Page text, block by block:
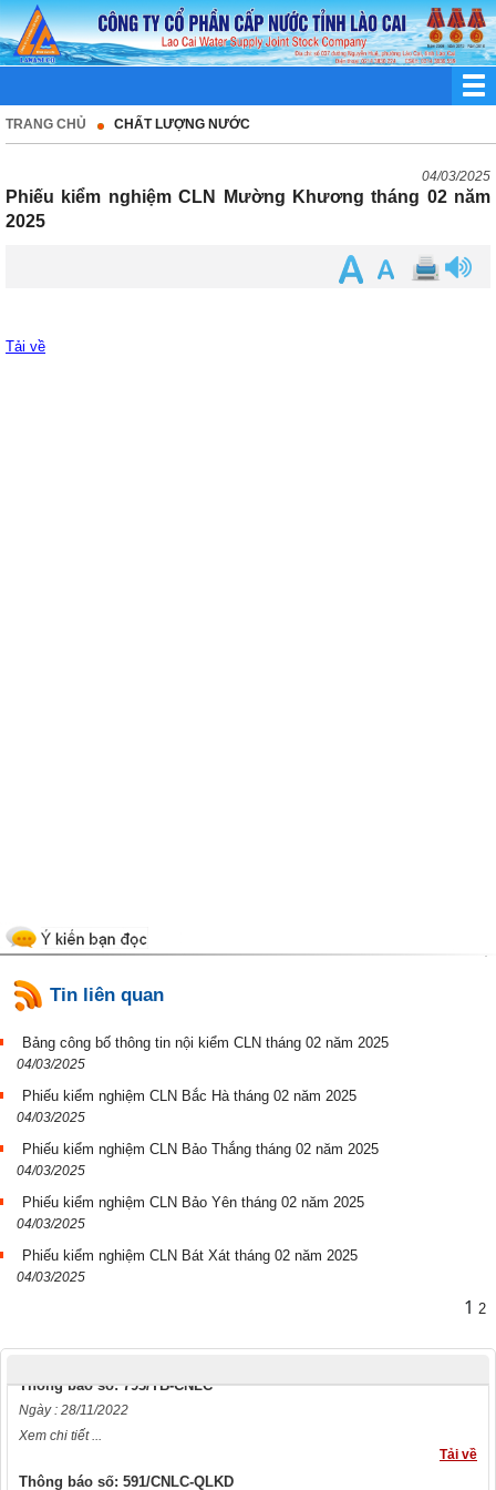
TRANG CHỦ CHẤT LƯỢNG NƯỚC
04/03/2025
Phiếu kiểm nghiệm CLN Mường Khương tháng 02 năm
2025
Tải về
Tin liên quan
Bảng công bố thông tin nội kiểm CLN tháng 02 năm 2025
04/03/2025
Phiếu kiểm nghiệm CLN Bắc Hà tháng 02 năm 2025
04/03/2025
Phiếu kiểm nghiệm CLN Bảo Thắng tháng 02 năm 2025
04/03/2025
Phiếu kiểm nghiệm CLN Bảo Yên tháng 02 năm 2025
04/03/2025
Phiếu kiểm nghiệm CLN Bát Xát tháng 02 năm 2025
04/03/2025
1 2
Quyết định số: Số 2324/QĐ-UBND
Tải về
Ngày : 28/11/2022
Xem chi tiết ...
Tải về
Thông báo số: 591/CNLC-QLKD